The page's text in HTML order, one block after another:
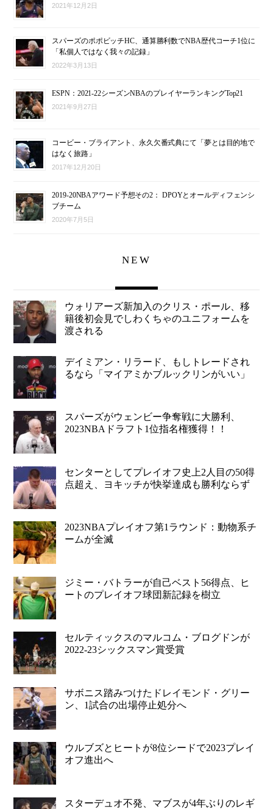
2021年12月2日
スパーズのポポビッチHC、通算勝利数でNBA歴代コーチ1位に
「私個人ではなく我々の記録」
2022年3月13日
ESPN：2021-22シーズンNBAのプレイヤーランキングTop21
2021年9月27日
コービー・ブライアント、永久欠番式典にて「夢とは目的地で
はなく旅路」
2017年12月20日
2019-20NBAアワード予想その2： DPOYとオールディフェンシ
ブチーム
2020年7月5日
NEW
ウォリアーズ新加入のクリス・ポール、移
籍後初会見でしわくちゃのユニフォームを
渡される
デイミアン・リラード、もしトレードされ
るなら「マイアミかブルックリンがいい」
スパーズがウェンビー争奪戦に大勝利、
2023NBAドラフト1位指名権獲得！！
センターとしてプレイオフ史上2人目の50得
点超え、ヨキッチが快挙達成も勝利ならず
2023NBAプレイオフ第1ラウンド：動物系チ
ームが全滅
ジミー・バトラーが自己ベスト56得点、ヒ
ートのプレイオフ球団新記録を樹立
セルティックスのマルコム・ブログドンが
2022-23シックスマン賞受賞
サボニス踏みつけたドレイモンド・グリー
ン、1試合の出場停止処分へ
ウルブズとヒートが8位シードで2023プレイ
オフ進出へ
スターデュオ不発、マブスが4年ぶりのレギ